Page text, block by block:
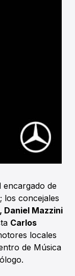
encargado de
; los concejales
Daniel Mazzini
Carlos
locales
de Música